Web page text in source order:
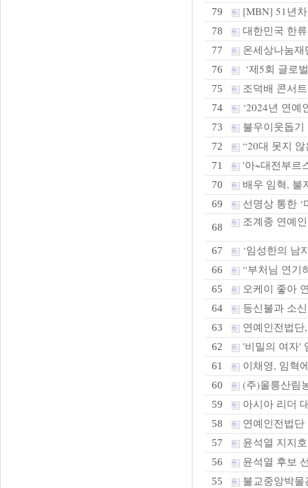
79 [MBN] 51년
78 대한민국 한
77 온세상나눔
76 ‘제5회 글로
75 조덕배 콘서
74 ‘2024년 연예
73 불우이웃돕
72 “20대 못지
71 '아~대전부르
70 배우 임혁, 불
69 선명상 통한
68 조계종 연예
67 ‘임성한의 남
66 “부처님 연기
65 오케이 좋아
64 등신불과 소
63 연예인전법단
62 '비밀의 여자'
61 이채영, 임혁
60 (주)울릉산림
59 아시아 리더
58 연예인전법
57 윤석열 지지
56 윤석열 후보
55 불교중앙박물